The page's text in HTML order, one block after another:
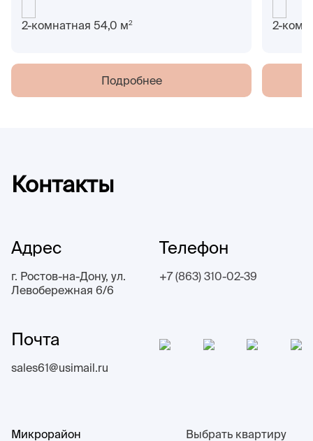
2-комнатная 54,0 м2
Подробнее
2-
Контакты
Адрес
г. Ростов-на-Дону, ул.
Левобережная 6/6
Телефон
+7 (863) 310-02-39
Почта
sales61@usimail.ru
Микрорайон
Выбрать квартиру